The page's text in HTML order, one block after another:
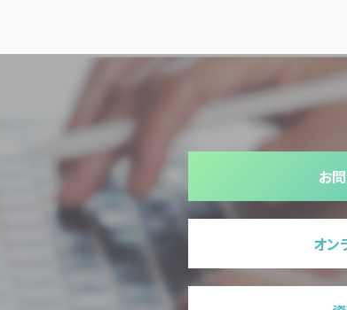
お
オン